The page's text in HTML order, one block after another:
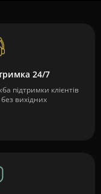
24/7
підтримки клієнтів
вихідних